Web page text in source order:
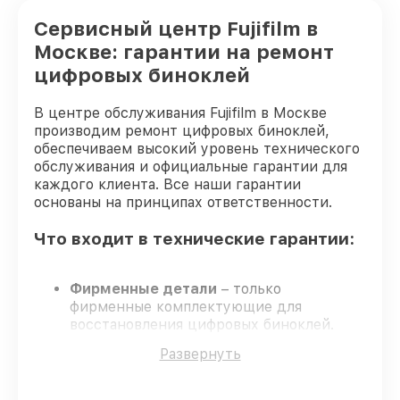
Замена ключей управления цифрового
бинокля Fujifilm
от 600₽
Замена микросхемы логики цифрового
бинокля Fujifilm
Юстировка бинокля цифрового бинокля
Fujifilm
от 2000₽
Сервисный центр Fujifilm в
Москве: гарантии на ремонт
цифровых биноклей
В центре обслуживания Fujifilm в Москве
производим ремонт цифровых биноклей,
обеспечиваем высокий уровень технического
обслуживания и официальные гарантии для
каждого клиента. Все наши гарантии
основаны на принципах ответственности.
Что входит в технические гарантии:
Фирменные детали – только
фирменные комплектующие для
восстановления цифровых биноклей.
обучение и сертификация подтверждают
Развернуть